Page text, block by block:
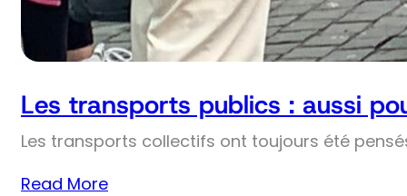
Les transports publics : aussi
Les transports collectifs ont toujours été
Read More